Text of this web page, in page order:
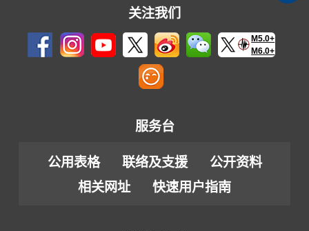
关注我们
M5.0+
M6.0+
服务台
公用表格 联络及支援
公开资料
相关网址
快速用户指南